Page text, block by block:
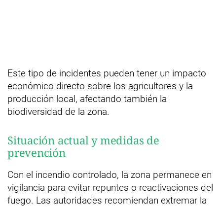
Este tipo de incidentes pueden tener un impacto
económico directo sobre los agricultores y la
producción local, afectando también la
biodiversidad de la zona.
Situación actual y medidas de
prevención
Con el incendio controlado, la zona permanece en
vigilancia para evitar repuntes o reactivaciones del
fuego. Las autoridades recomiendan extremar la